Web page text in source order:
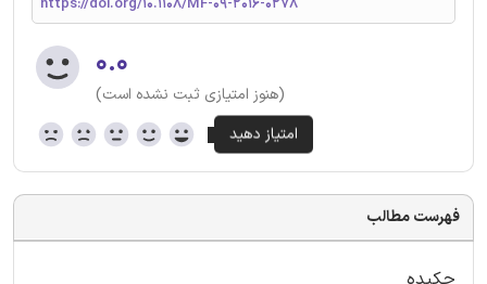
https://doi.org/10.1108/MF-09-2016-0278
۰.۰
(هنوز امتیازی ثبت نشده است)
فهرست مطالب